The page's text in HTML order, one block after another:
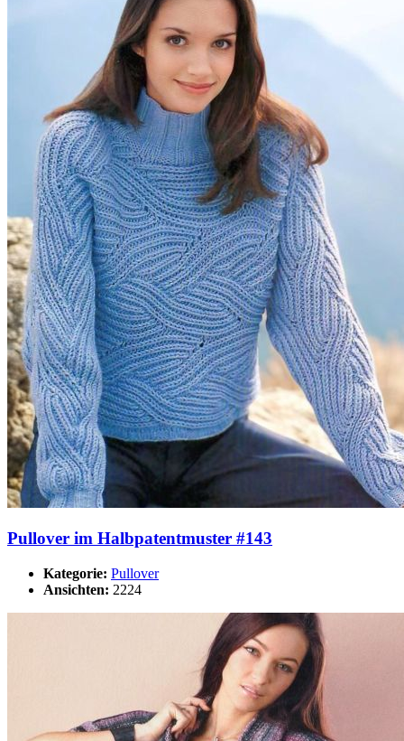
Pullover im Halbpatentmuster #143
Kategorie: Pullover
Ansichten: 2224